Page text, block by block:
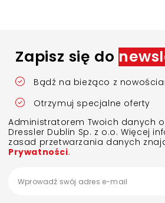
Zapisz się do
Bądź na bieżąco z
Otrzymuj specjalne oferty
Administratorem Twoich danych
Dressler Dublin Sp. z o.o. Więcej
zasad przetwarzania danych
Prywatności.